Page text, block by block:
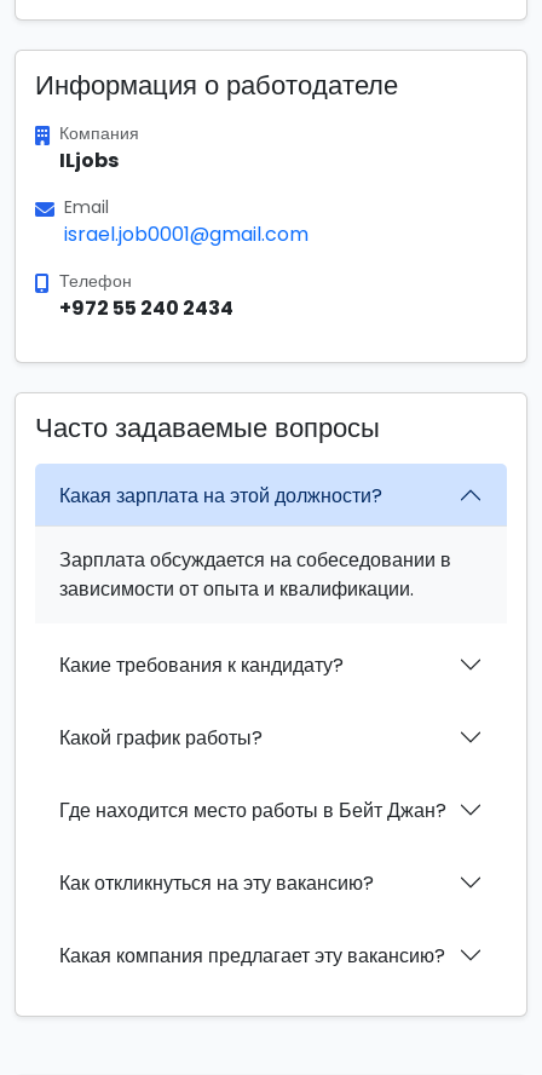
Информация о работодателе
Компания
ILjobs
Email
israel.job0001@gmail.com
Телефон
+972 55 240 2434
Часто задаваемые вопросы
Какая зарплата на этой должности?
Зарплата обсуждается на собеседовании в
зависимости от опыта и квалификации.
Какие требования к кандидату?
Какой график работы?
Где находится место работы в Бейт Джан?
Как откликнуться на эту вакансию?
Какая компания предлагает эту вакансию?